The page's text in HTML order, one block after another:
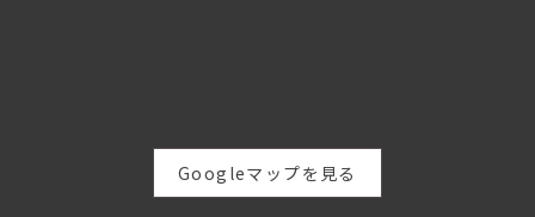
Googleマップを見る